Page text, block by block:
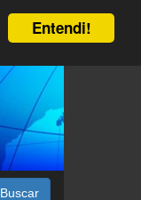
Entendi!
Buscar